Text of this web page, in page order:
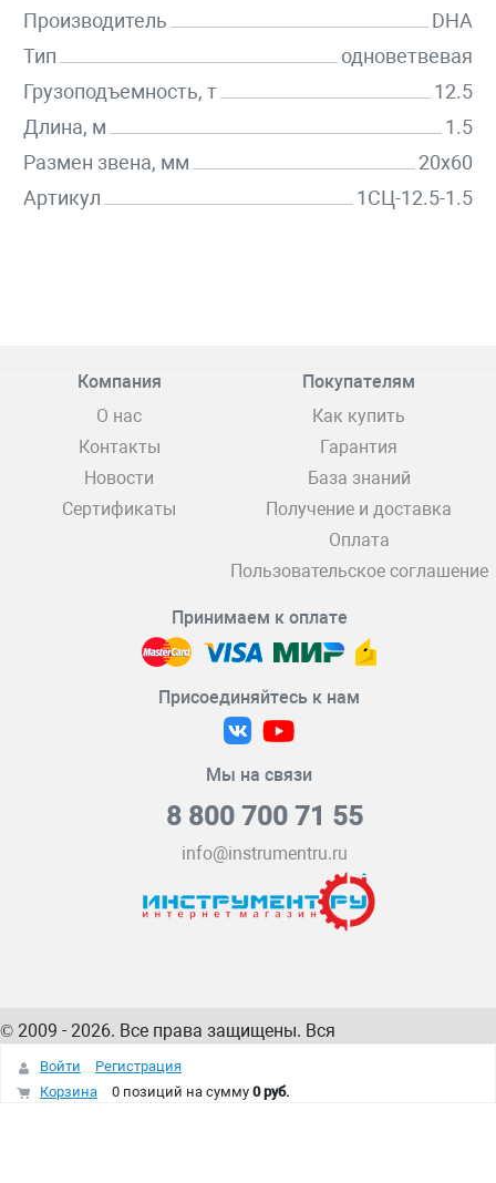
Производитель
DHA
Тип
одноветвевая
Грузоподъемность, т
12.5
Длина, м
1.5
Размен звена, мм
20х60
Артикул
1СЦ-12.5-1.5
Компания
О нас
Контакты
Новости
Сертификаты
Покупателям
Как купить
Гарантия
База знаний
Получение и доставка
Оплата
Пользовательское соглашение
Принимаем к оплате
Присоединяйтесь к нам
Мы на связи
8 800 700 71 55
info@instrumentru.ru
© 2009 - 2026. Все права защищены. Вся
информация на сайте – собственность
интернет-магазина
Войти
Регистрация
Корзина
0 позиций на сумму 0 руб.